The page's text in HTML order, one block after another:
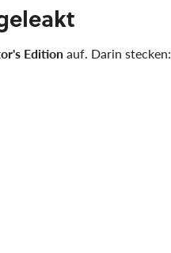
Editionauf. Darin stecken: